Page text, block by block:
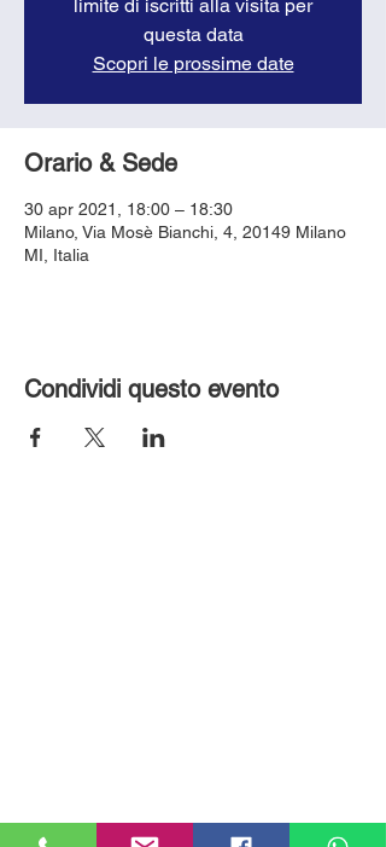
limite di iscritti alla visita per
questa data
Scopri le prossime date
Orario & Sede
30 apr 2021, 18:00 – 18:30
Milano, Via Mosè Bianchi, 4, 20149 Milano
MI, Italia
Condividi questo evento